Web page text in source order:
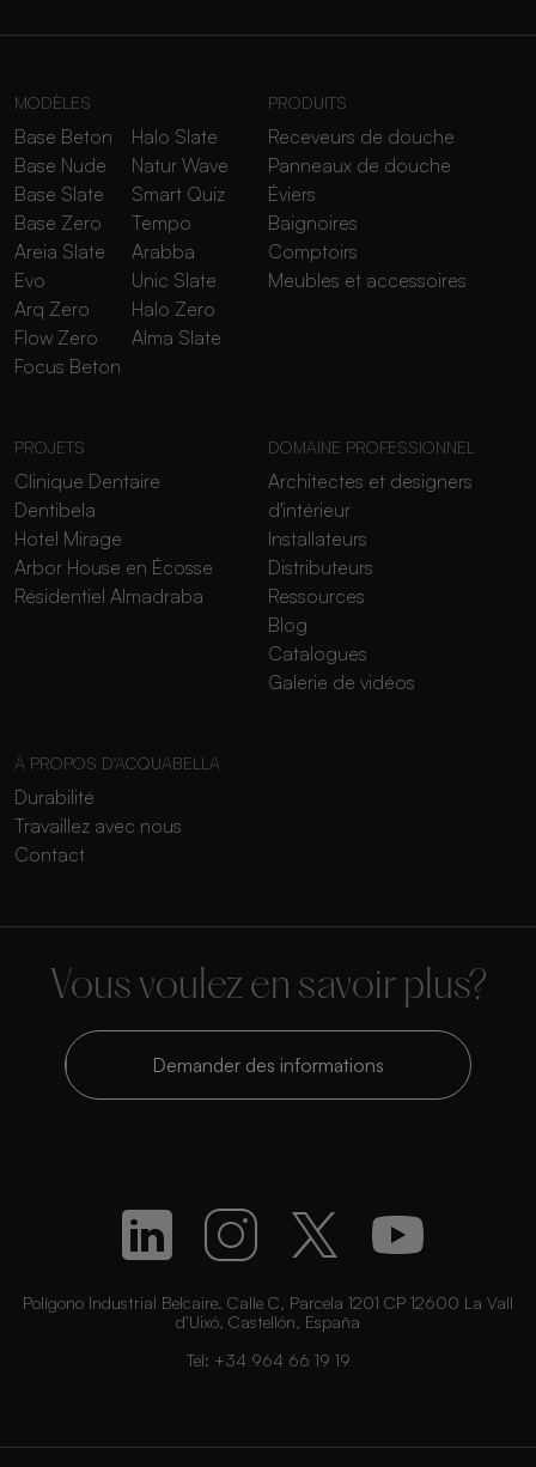
MODÈLES
Base Beton
Base Nude
Base Slate
Base Zero
Areia Slate
Evo
Arq Zero
Flow Zero
Focus Beton
Halo Slate
Natur Wave
Smart Quiz
Tempo
Arabba
Unic Slate
Halo Zero
Alma Slate
PRODUITS
Receveurs de douche
Panneaux de douche
Éviers
Baignoires
Comptoirs
Meubles et accessoires
PROJETS
Clinique Dentaire
Dentibela
Hotel Mirage
Arbor House en Écosse
Résidentiel Almadraba
DOMAINE PROFESSIONNEL
Architectes et designers
d'intérieur
Installateurs
Distributeurs
Ressources
Blog
Catalogues
Galerie de vidéos
À PROPOS D'ACQUABELLA
Durabilité
Travaillez avec nous
Contact
Vous voulez en savoir plus?
Demander des informations
Polígono Industrial Belcaire. Calle C, Parcela 1201 CP 12600 La Vall
d’Uixó, Castellón, España
Tél: +34 964 66 19 19